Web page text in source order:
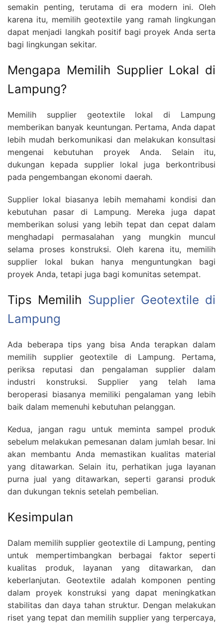
semakin penting, terutama di era modern ini. Oleh
karena itu, memilih geotextile yang ramah lingkungan
dapat menjadi langkah positif bagi proyek Anda serta
bagi lingkungan sekitar.
Mengapa Memilih Supplier Lokal di
Lampung?
Memilih supplier geotextile lokal di Lampung
memberikan banyak keuntungan. Pertama, Anda dapat
lebih mudah berkomunikasi dan melakukan konsultasi
mengenai kebutuhan proyek Anda. Selain itu,
dukungan kepada supplier lokal juga berkontribusi
pada pengembangan ekonomi daerah.
Supplier lokal biasanya lebih memahami kondisi dan
kebutuhan pasar di Lampung. Mereka juga dapat
memberikan solusi yang lebih tepat dan cepat dalam
menghadapi permasalahan yang mungkin muncul
selama proses konstruksi. Oleh karena itu, memilih
supplier lokal bukan hanya menguntungkan bagi
proyek Anda, tetapi juga bagi komunitas setempat.
Tips Memilih Supplier Geotextile di
Lampung
Ada beberapa tips yang bisa Anda terapkan dalam
memilih supplier geotextile di Lampung. Pertama,
periksa reputasi dan pengalaman supplier dalam
industri konstruksi. Supplier yang telah lama
beroperasi biasanya memiliki pengalaman yang lebih
baik dalam memenuhi kebutuhan pelanggan.
Kedua, jangan ragu untuk meminta sampel produk
sebelum melakukan pemesanan dalam jumlah besar. Ini
akan membantu Anda memastikan kualitas material
yang ditawarkan. Selain itu, perhatikan juga layanan
purna jual yang ditawarkan, seperti garansi produk
dan dukungan teknis setelah pembelian.
Kesimpulan
Dalam memilih supplier geotextile di Lampung, penting
untuk mempertimbangkan berbagai faktor seperti
kualitas produk, layanan yang ditawarkan, dan
keberlanjutan. Geotextile adalah komponen penting
dalam proyek konstruksi yang dapat meningkatkan
stabilitas dan daya tahan struktur. Dengan melakukan
riset yang tepat dan memilih supplier yang terpercaya,